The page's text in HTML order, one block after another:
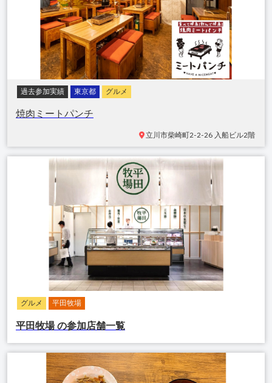
過去参加実績 東京都 グルメ
焼肉ミートパンチ
立川市柴崎町2-2-26 入船ビル2階
グルメ 平田牧場
平田牧場の参加店舗一覧